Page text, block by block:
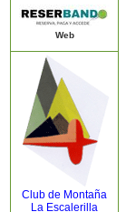
Web
Club de Montaña
La Escalerilla